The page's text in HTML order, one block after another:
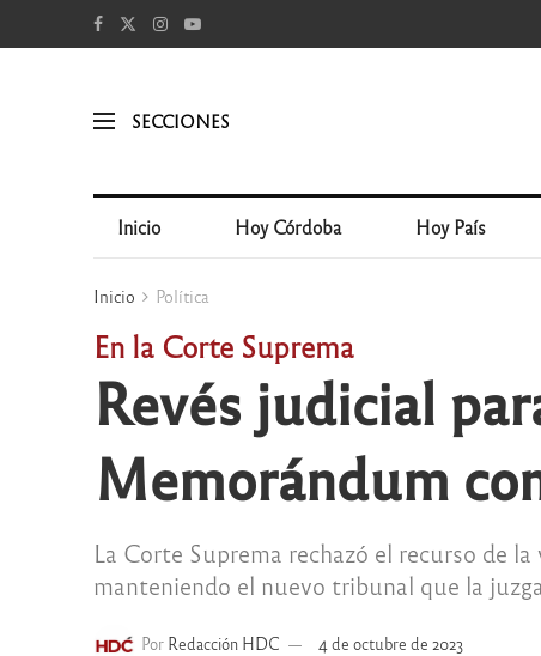
SECCIONES
Inicio Hoy Córdoba Hoy País
Inicio Política
En la Corte Suprema
Revés judicial
Memorándum
La Corte Suprema rechazó el recurso de
manteniendo el nuevo tribunal que la
Por Redacción HDC 4 de octubre de 2023